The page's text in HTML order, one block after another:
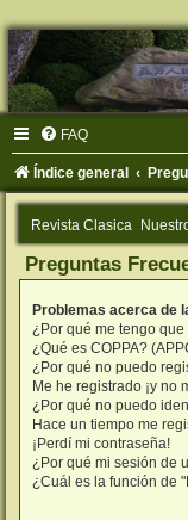
FAQ
Índice general
Revista Clasica
Preguntas
Problemas acerca de
¿Por qué me tengo
¿Qué es COPPA?
¿Por qué no puedo
Me he registrado ¡y no
¿Por qué no puedo
Hace un tiempo me
¡Perdí mi contraseña!
¿Por qué mi sesión de
¿Cuál es la función de